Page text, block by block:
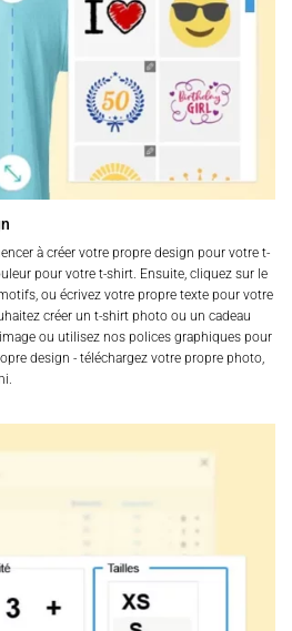
à créer votre propre design pour votre t-
pour votre t-shirt. Ensuite, cliquez sur le
ou écrivez votre propre texte pour votre
créer un t-shirt photo ou un cadeau
ou utilisez nos polices graphiques pour
design - téléchargez votre propre photo,